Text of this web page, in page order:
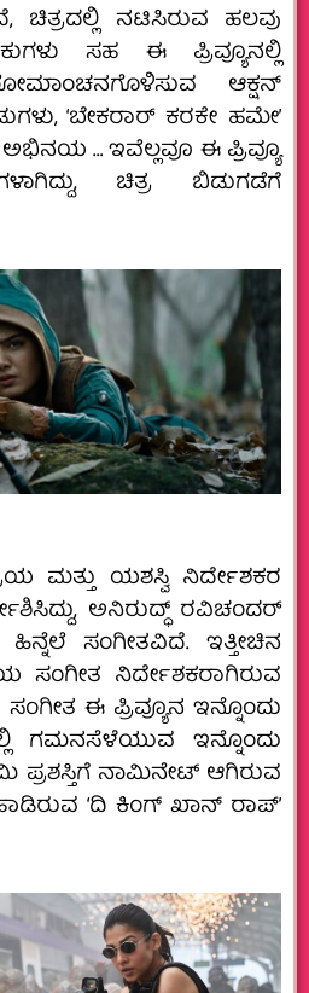
ಚಿತ್ರದಲ್ಲಿ ನಟಿಸಿರುವ ಹಲವು
ಸಹ ಈ ಪ್ರಿವ್ಯೂನಲ್ಲಿ
ಆಕ್ಷನ್
‘ಬೇಕರಾರ್ ಕರಕೇ ಹಮೇ’
… ಇವೆಲ್ಲವೂ ಈ ಪ್ರಿವ್ಯೂ
ಚಿತ್ರ ಬಿಡುಗಡೆಗೆ
ಮತ್ತು ಯಶಸ್ವಿ ನಿರ್ದೇಶಕರ
ಅನಿರುದ್ಧ್ ರವಿಚಂದರ್
ಸಂಗೀತವಿದೆ. ಇತ್ತೀಚಿನ
ಸಂಗೀತ ನಿರ್ದೇಶಕರಾಗಿರುವ
ಈ ಪ್ರಿವ್ಯೂನ ಇನ್ನೊಂದು
ಗಮನಸೆಳೆಯುವ ಇನ್ನೊಂದು
ಪ್ರಶಸ್ತಿಗೆ ನಾಮಿನೇಟ್ ಆಗಿರುವ
‘ದಿ ಕಿಂಗ್ ಖಾನ್ ರಾಪ್’